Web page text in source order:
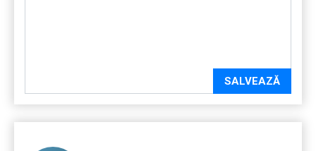
SALVEAZĂ